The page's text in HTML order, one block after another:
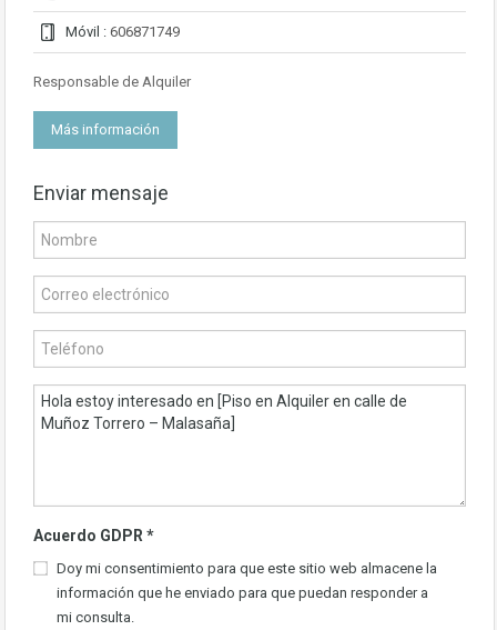
Móvil : 606871749
Responsable de Alquiler
Más información
Enviar mensaje
Acuerdo GDPR *
Doy mi consentimiento para que este sitio web almacene la
información que he enviado para que puedan responder a
mi consulta.